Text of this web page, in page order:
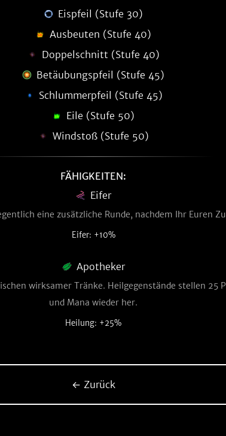
Eispfeil (Stufe 30)
Ausbeuten (Stufe 40)
Doppelschnitt (Stufe 40)
Betäubungspfeil (Stufe 45)
Schlummerpfeil (Stufe 45)
Eile (Stufe 50)
Windstoß (Stufe 50)
FÄHIGKEITEN:
Eifer
eine zusätzliche Runde, nachdem Ihr Euren
Eifer: +10%
Apotheker
wirksamer Tränke. Heilgegenstände stellen 25
und Mana wieder her.
Heilung: +25%
← Zurück